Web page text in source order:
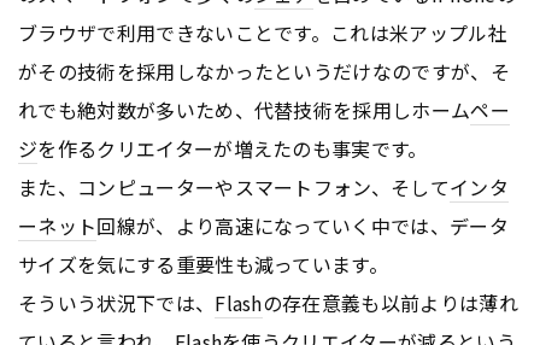
ブラウザで利用できないことです。これは米アップル社
がその技術を採用しなかったというだけなのですが、そ
れでも絶対数が多いため、代替技術を採用しホームペー
ジを作るクリエイターが増えたのも事実です。
また、コンピューターやスマートフォン、そしてインタ
ーネット回線が、より高速になっていく中では、データ
サイズを気にする重要性も減っています。
そういう状況下では、 Flashの存在意義も以前よりは薄れ